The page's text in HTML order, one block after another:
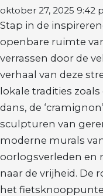
oktober 27, 2025 9:42
Stap in de
openbare ruimte
verrassen door de
verhaal van deze
lokale tradities
dans, de
sculpturen van
moderne murals
oorlogsverleden en
naar de vrijheid. De
het